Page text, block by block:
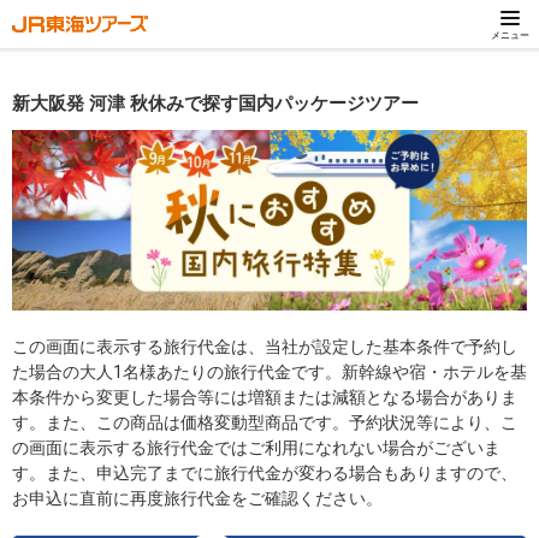
メニュー
新大阪発 河津 秋休みで探す国内パッケージツアー
この画面に表示する旅行代金は、当社が設定した基本条件で予約し
た場合の大人1名様あたりの旅行代金です。新幹線や宿・ホテルを基
本条件から変更した場合等には増額または減額となる場合がありま
す。また、この商品は価格変動型商品です。予約状況等により、こ
の画面に表示する旅行代金ではご利用になれない場合がございま
す。また、申込完了までに旅行代金が変わる場合もありますので、
お申込に直前に再度旅行代金をご確認ください。